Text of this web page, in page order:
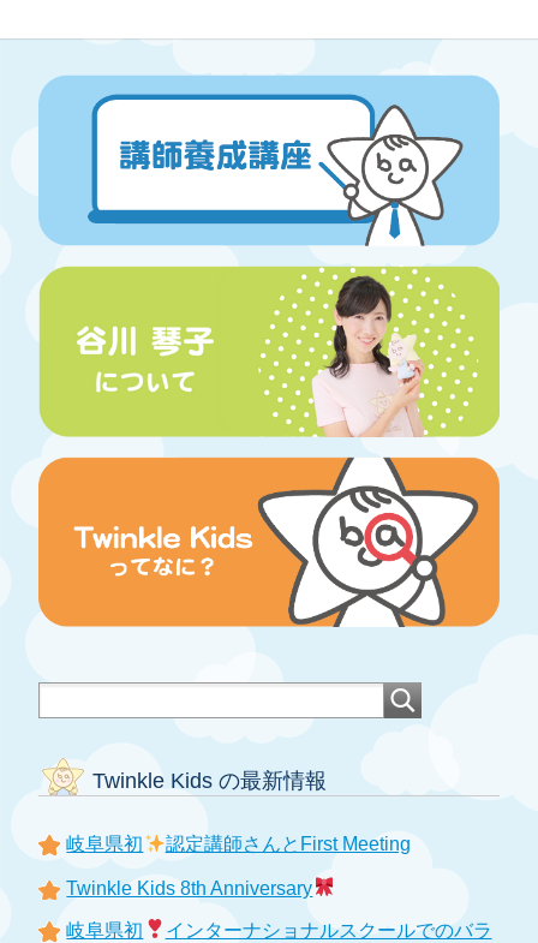
Twinkle Kids の最新情報
岐阜県初 認定講師さんとFirst Meeting
Twinkle Kids 8th Anniversary
岐阜県初
インターナショナルスクールでのバラ